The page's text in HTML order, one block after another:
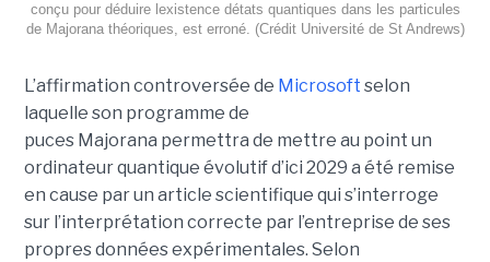
conçu pour déduire lexistence détats quantiques dans les particules
de Majorana théoriques, est erroné. (Crédit Université de St Andrews)
L’affirmation controversée de Microsoft selon
laquelle son programme de
puces Majorana permettra de mettre au point un
ordinateur quantique évolutif d’ici 2029 a été remise
en cause par un article scientifique qui s’interroge
sur l’interprétation correcte par l’entreprise de ses
propres données expérimentales. Selon